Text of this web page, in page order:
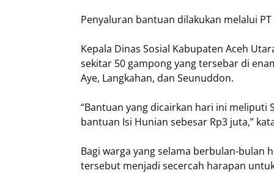
Penyaluran bantuan dilakukan melalui
Kepala Dinas Sosial Kabupaten Aceh
sekitar 50 gampong yang tersebar di
Aye, Langkahan, dan Seunuddon.
“Bantuan yang dicairkan hari ini meliputi
bantuan Isi Hunian sebesar Rp3 juta,”
Bagi warga yang selama berbulan-
tersebut menjadi secercah harapan